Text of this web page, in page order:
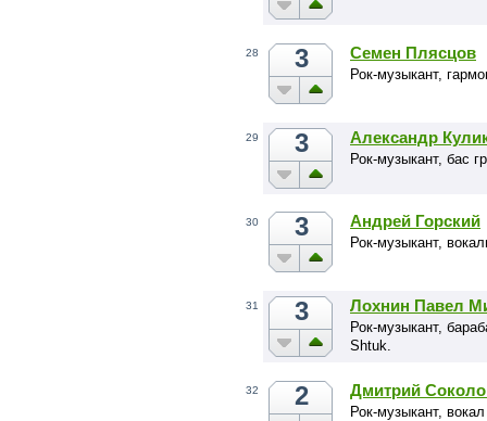
28 3 Семен Плясцов
Рок-музыкант,
29 3 Александр
Рок-музыкант, бас
30 3 Андрей Горский
Рок-музыкант,
31 3 Лохнин Павел
Рок-музыкант,
Shtuk.
32 2 Дмитрий
Рок-музыкант,